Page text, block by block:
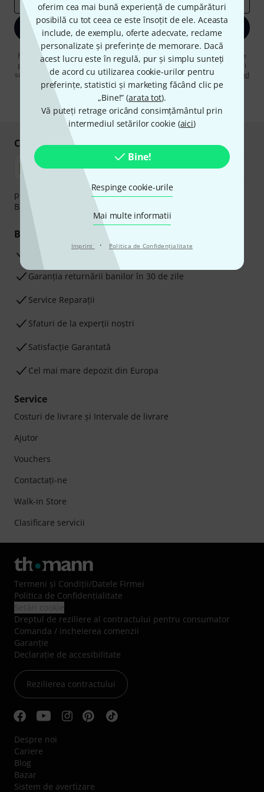
oferim cea mai bună experiență de cumpărături
posibilă cu tot ceea ce este însoțit de ele. Aceasta
include, de exemplu, oferte adecvate, reclame
personalizate și preferințe de memorare. Dacă
acest lucru este în regulă, pur și simplu sunteți
de acord cu utilizarea cookie-urilor pentru
preferințe, statistici și marketing făcând clic pe
„Bine!” (arata tot).
Vă puteți retrage oricând consimțământul prin
intermediul setărilor cookie (aici)
Bine!
Respinge cookie-urile
Mai multe informatii
Imprint · Politica de Confidenţialitate
Înscrie-te acum
Făcând clic pe „Înscrie-te acum”, sunteți de acord să primiți publicitate
prin e-mail. Vă puteți dezabona în orice moment. Puteți găsi informații
suplimentare despre buletinul informativ înregulamentul nostru privind
protecția datelor.
* Necesar
Cumpărați și plătiți în siguranță
plata se poate efectua în siguranță cu Ramburs, Transfer
Bancar sau Card de credit.
Beneficiile tale
3 Ani Garanție Thomann
Garanţia returnării banilor în 30 de zile
Service Reparații
Sfaturi de la experții noștri
Satisfacție Garantată
Cel mai mare depozit din Europa
Service
Costuri de livrare şi Intervale de livrare
Ajutor
Vouchers
Contactaţi-ne
Walk-in Store
Clasificare servicii
Termeni şi Condiţii/Datele Firmei
Politica de Confidenţialitate
Dreptul de reziliere al contractului pentru consumator
Comanda / incheierea comenzii
Garanție
Declarație de accesibilitate
Rezilierea contractului
Despre noi
Cariere
Blog
Bazar
Sistem de avertizare